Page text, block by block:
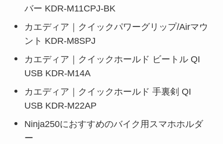
バー KDR-M11CPJ-BK
カエディア｜クイックパワーグリップ/Airマウ
ント KDR-M8SPJ
カエディア｜クイックホールド ビートル QI
USB KDR-M14A
カエディア｜クイックホールド 手裏剣 QI
USB KDR-M22AP
Ninja250におすすめのバイク用スマホホルダ
ー